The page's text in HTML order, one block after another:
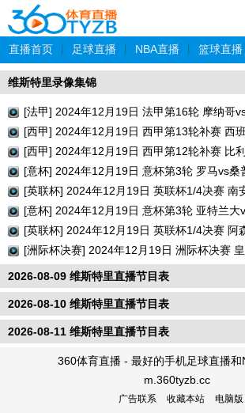
直播首页 足球直播 NBA直播 篮球直播
维斯特里录像集锦
[法甲] 2024年12月19日 法甲第16轮 摩纳哥
录像回放
[西甲] 2024年12月19日 西甲第13轮补赛 西
场录像回放
[西甲] 2024年12月19日 西甲第12轮补赛 比
诺 全场录像回放
[意杯] 2024年12月19日 意杯第3轮 罗马vs桑
放
[英联杯] 2024年12月19日 英联杯1/4决赛 南
录像回放
[意杯] 2024年12月19日 意杯第3轮 亚特兰大
放
[英联杯] 2024年12月19日 英联杯1/4决赛 阿
像回放
[洲际杯决赛] 2024年12月19日 洲际杯决赛
全场录像回放
2026-08-09 维斯特里直播节目表
2026-08-10 维斯特里直播节目表
2026-08-11 维斯特里直播节目表
360体育直播 - 最好的手机足球直播和
m.360tyzb.cc
广告联系 收藏本站 电脑版